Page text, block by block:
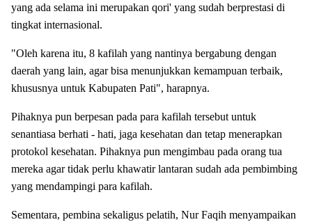
yang ada selama ini merupakan qori' yang sudah berprestasi di
tingkat internasional.
"Oleh karena itu, 8 kafilah yang nantinya bergabung dengan
daerah yang lain, agar bisa menunjukkan kemampuan terbaik,
khususnya untuk Kabupaten Pati", harapnya.
Pihaknya pun berpesan pada para kafilah tersebut untuk
senantiasa berhati - hati, jaga kesehatan dan tetap menerapkan
protokol kesehatan. Pihaknya pun mengimbau pada orang tua
mereka agar tidak perlu khawatir lantaran sudah ada pembimbing
yang mendampingi para kafilah.
Sementara, pembina sekaligus pelatih, Nur Faqih menyampaikan